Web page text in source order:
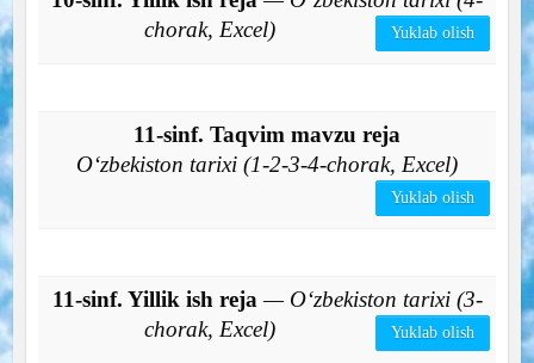
chorak, Excel)
Yuklab olish
11-sinf. Taqvim mavzu reja
O‘zbekiston tarixi (1-2-3-4-chorak, Excel)
Yuklab olish
11-sinf. Yillik ish reja — O‘zbekiston tarixi (3-
chorak, Excel)
Yuklab olish